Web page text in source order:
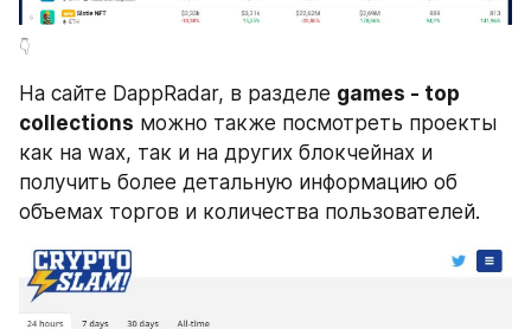
👇
На сайте DappRadar, в разделе games - top
collections можно также посмотреть проекты
как на wax, так и на других блокчейнах и
получить более детальную информацию об
объемах торгов и количества пользователей.